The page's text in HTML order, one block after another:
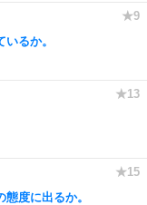
るか。
度に出るか。